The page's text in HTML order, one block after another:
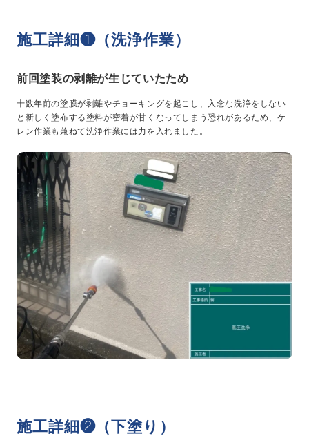
施工詳細❶（洗浄作業）
前回塗装の剥離が生じていたため
十数年前の塗膜が剥離やチョーキングを起こし、入念な洗浄をしない
と新しく塗布する塗料が密着が甘くなってしまう恐れがあるため、ケ
レン作業も兼ねて洗浄作業には力を入れました。
施工詳細❷（下塗り）